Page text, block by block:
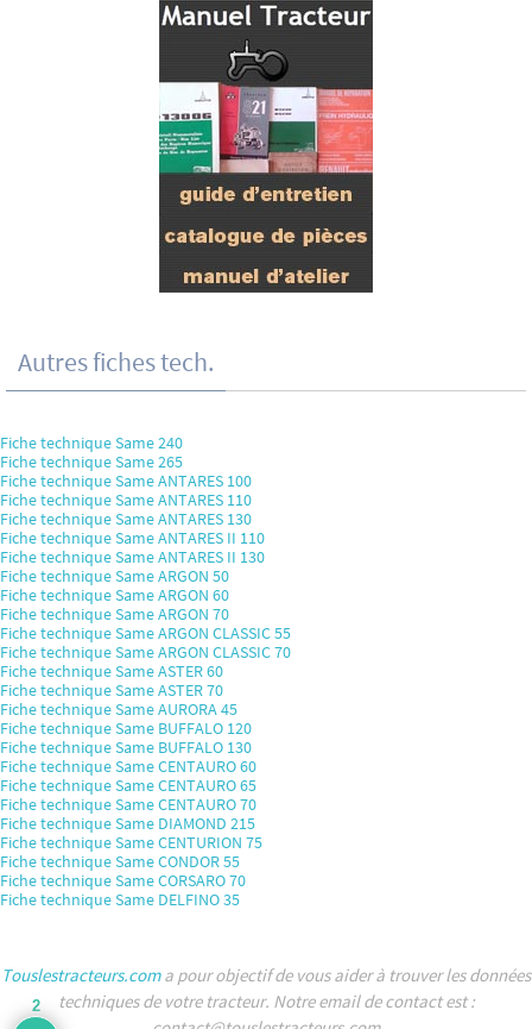
Autres fiches tech.
Fiche technique Same 240
Fiche technique Same 265
Fiche technique Same ANTARES 100
Fiche technique Same ANTARES 110
Fiche technique Same ANTARES 130
Fiche technique Same ANTARES II 110
Fiche technique Same ANTARES II 130
Fiche technique Same ARGON 50
Fiche technique Same ARGON 60
Fiche technique Same ARGON 70
Fiche technique Same ARGON CLASSIC 55
Fiche technique Same ARGON CLASSIC 70
Fiche technique Same ASTER 60
Fiche technique Same ASTER 70
Fiche technique Same AURORA 45
Fiche technique Same BUFFALO 120
Fiche technique Same BUFFALO 130
Fiche technique Same CENTAURO 60
Fiche technique Same CENTAURO 65
Fiche technique Same CENTAURO 70
Fiche technique Same DIAMOND 215
Fiche technique Same CENTURION 75
Fiche technique Same CONDOR 55
Fiche technique Same CORSARO 70
Fiche technique Same DELFINO 35
Touslestracteurs.coma pour objectif de vous aider à trouver les données
techniques de votre tracteur. Notre email de contact est :
2